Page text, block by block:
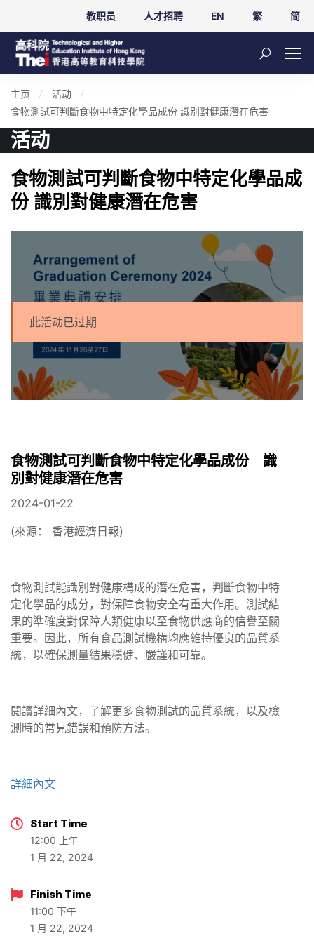
教职员 人才招聘 EN 繁 简
主页
活动
食物測試可判斷食物中特定化學品成份 識別對健康潛在危害
活动
食物測試可判斷食物中特定化學品成
份 識別對健康潛在危害
此活动已过期
食物測試可判斷食物中特定化學品成份 識
別對健康潛在危害
2024-01-22
(來源： 香港經濟日報)
食物測試能識別對健康構成的潛在危害，判斷食物中特
定化學品的成分，對保障食物安全有重大作用。測試結
果的準確度對保障人類健康以至食物供應商的信譽至關
重要。因此，所有食品測試機構均應維持優良的品質系
統，以確保測量結果穩健、嚴謹和可靠。
閱讀詳細內文，了解更多食物測試的品質系統，以及檢
測時的常見錯誤和預防方法。
詳細內文
Start Time
12:00 上午
1 月 22, 2024
Finish Time
11:00 下午
1 月 22, 2024